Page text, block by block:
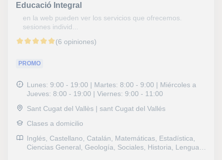
ESO, Bachillerato, Todos los cursos, Primaria,
Universidad, Ciclos Formativos, Geografía, Matemáticas
aplicadas, Sociología, Problemas de aprendizaje,
Economía, Administración de empresas, Matemáticas y
Educació Integral
en la web pueden ver los servicios que ofrecemos.
sesiones individ...
(6 opiniones)
PROMO
Lunes: 9:00 - 19:00 | Martes: 8:00 - 9:00 | Miércoles a
Jueves: 8:00 - 19:00 | Viernes: 9:00 - 11:00
Sant Cugat del Vallès | sant Cugat del Vallés
Clases a domicilio
Inglés, Castellano, Catalán, Matemáticas, Estadística,
Ciencias General, Geología, Sociales, Historia, Lengua